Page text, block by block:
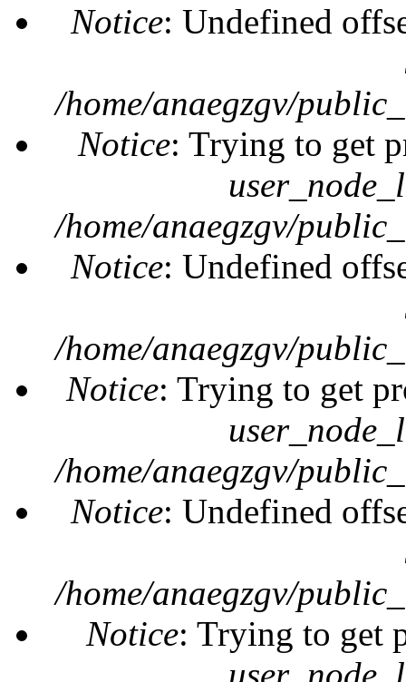
Notice: Undefined
/home/anaegzgv/
Notice: Trying to get
/home/anaegzgv/
Notice: Undefined
/home/anaegzgv/
Notice: Trying to get
/home/anaegzgv/
Notice: Undefined
/home/anaegzgv/
Notice: Trying to get